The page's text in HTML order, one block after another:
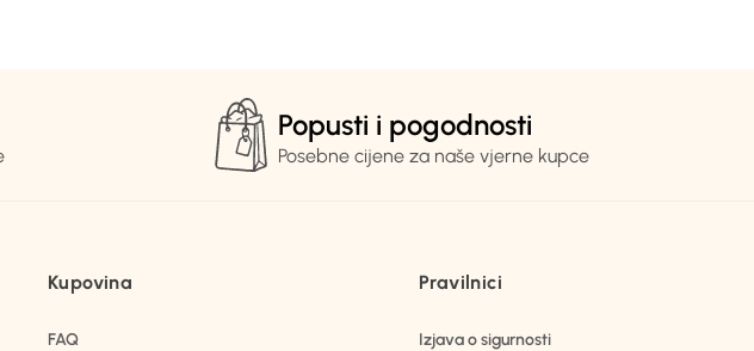
Popusti i pogodnosti
Posebne cijene za naše vjerne kupce
Kupovina
FAQ
Pravilnici
Izjava o sigurnosti